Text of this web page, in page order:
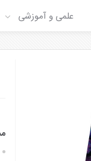
علمی و آموزشی